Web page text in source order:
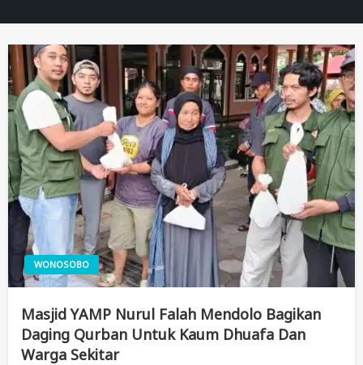
WONOSOBO
Masjid YAMP Nurul Falah Mendolo Bagikan
Daging Qurban Untuk Kaum Dhuafa Dan
Warga Sekitar